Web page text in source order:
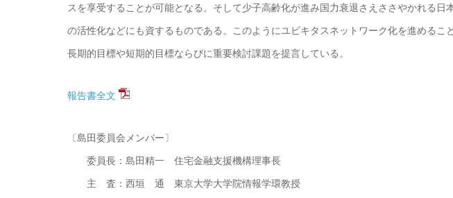
スを享受することが可能となる。そして少子高齢化が進み国力衰退さえささやかれる日
の活性化などにも資するものである。このようにユビキタスネットワーク化を進めるこ
長期的目標や短期的目標ならびに重要検討課題を提言している。
報告書全文
〔島田委員会メンバー〕
委員長：島田精一 住宅金融支援機構理事長
主 査：西垣 通 東京大学大学院情報学環教授